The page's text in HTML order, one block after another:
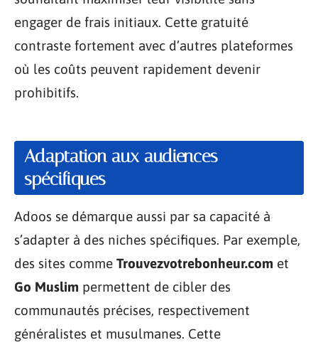
engager de frais initiaux. Cette gratuité
contraste fortement avec d’autres plateformes
où les coûts peuvent rapidement devenir
prohibitifs.
Adaptation aux audiences
spécifiques
Adoos se démarque aussi par sa capacité à
s’adapter à des niches spécifiques. Par exemple,
des sites comme Trouvezvotrebonheur.com et
Go Muslim permettent de cibler des
communautés précises, respectivement
généralistes et musulmanes. Cette